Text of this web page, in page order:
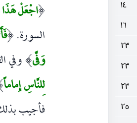
١٤
١٦
٢٣
٢٣
٢٣
٢٥
(اجْعَلْ هَذَا
السورة. (
وَفَّى)وفي
لِلنَّاسِ إِماماً
فأجيب